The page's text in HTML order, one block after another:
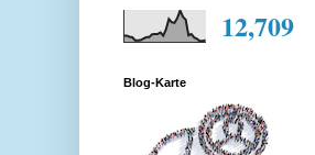
12,709
Blog-Karte